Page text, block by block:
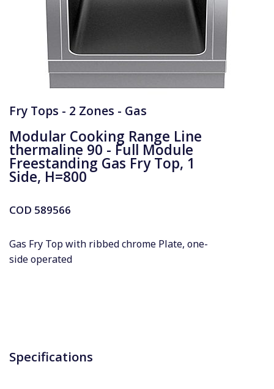
Fry Tops - 2 Zones - Gas
Modular Cooking Range Line
thermaline 90 - Full Module
Freestanding Gas Fry Top, 1
Side, H=800
COD 589566
Gas Fry Top with ribbed chrome Plate, one-
side operated
Specifications